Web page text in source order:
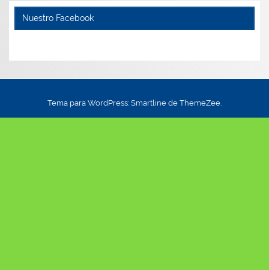
Nuestro Facebook
Tema para WordPress: Smartline de ThemeZee.